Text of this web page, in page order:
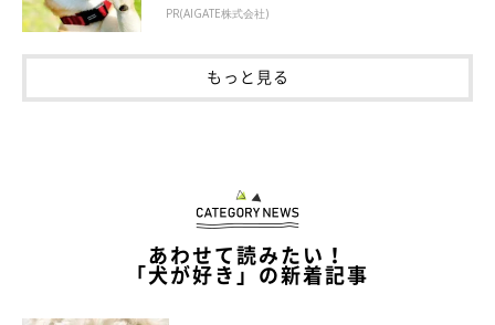
PR(AIGATE株式会社)
もっと見る
あわせて読みたい！
「犬が好き」の新着記事